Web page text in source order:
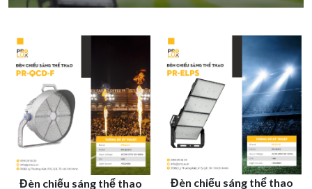
Đèn chiếu sáng thể thao
Đèn chiếu sáng thể thao